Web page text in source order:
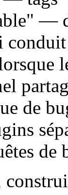
—
de
de